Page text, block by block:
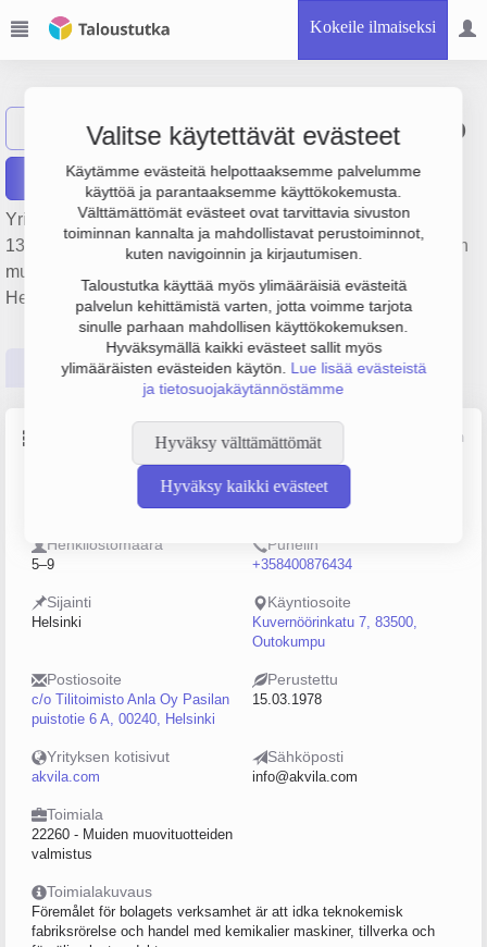
Kokeile ilmaiseksi
Valitse käytettävät evästeet
Käytämme evästeitä helpottaaksemme palvelumme
käyttöä ja parantaaksemme käyttökokemusta.
Välttämättömät evästeet ovat tarvittavia sivuston
toiminnan kannalta ja mahdollistavat perustoiminnot,
kuten navigoinnin ja kirjautumisen.
Taloustutka käyttää myös ylimääräisiä evästeitä
palvelun kehittämistä varten, jotta voimme tarjota
sinulle parhaan mahdollisen käyttökokemuksen.
Hyväksymällä kaikki evästeet sallit myös
ylimääräisten evästeiden käytön. Lue lisää evästeistä
ja tietosuojakäytännöstämme
Hyväksy välttämättömät
Hyväksy kaikki evästeet
Näytä haku AO Akvila Osakeyhtiö
Raportit
Yrityksen Akvila Osakeyhtiö liikevaihto on 905 000 €, tulos
133 000 € ja henkilöstömäärä 6. Sen päätoimiala on Muiden
muovituotteiden valmistus, perustamisvuosi 1978 ja sijainti
Helsinki. Yrityksen yhtiömuoto Osakeyhtiö (OY).
Perustiedot Tilinpäätösluvut Päättäjätiedot
Lähde: YTJ, PRH, Traficom
Yritysmuoto
Osakeyhtiö (OY)
Henkilöstömäärä
5–9
Puhelin
+358400876434
Sijainti
Helsinki
Käyntiosoite
Kuvernöörinkatu 7, 83500,
Outokumpu
Postiosoite
c/o Tilitoimisto Anla Oy Pasilan
puistotie 6 A, 00240, Helsinki
Perustettu
15.03.1978
Yrityksen kotisivut
akvila.com
Sähköposti
info@akvila.com
Toimiala
22260 - Muiden muovituotteiden
valmistus
Toimialakuvaus
Föremålet för bolagets verksamhet är att idka teknokemisk
fabriksrörelse och handel med kemikalier maskiner, tillverka och